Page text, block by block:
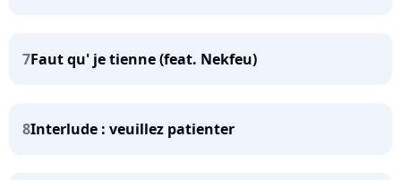
7Faut qu' je tienne (feat. Nekfeu)
8Interlude : veuillez patienter